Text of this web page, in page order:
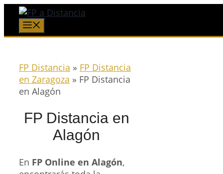
Saltar
contenido
FP Distancia » FP Distancia
en Zaragoza » FP Distancia
en Alagón
FP Distancia en
Alagón
En FP Online en Alagón,